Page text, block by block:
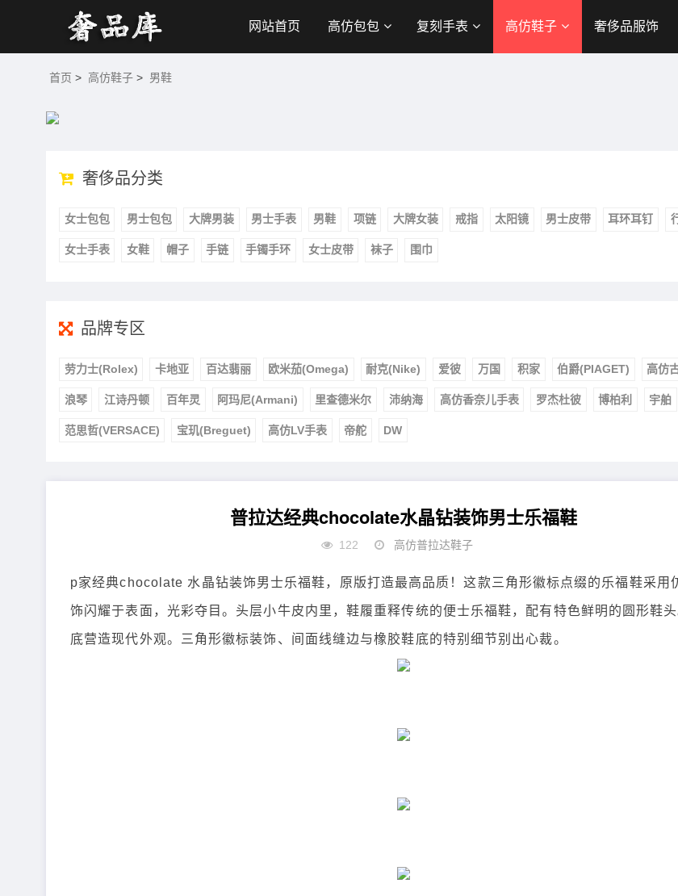
网站首页 高仿包包 复刻手表 高仿鞋子 奢侈品服饰
首页 > 高仿鞋子 > 男鞋
奢侈品分类
女士包包 男士包包 大牌男装 男士手表 男鞋 项链 大牌女装 戒指 太阳镜 男士皮带 耳环耳钉
女士手表 女鞋 帽子 手链 手镯手环 女士皮带 袜子 围巾
品牌专区
劳力士(Rolex) 卡地亚 百达翡丽 欧米茄(Omega) 耐克(Nike) 爱彼 万国 积家 伯爵(PIAGET) 高仿
浪琴 江诗丹顿 百年灵 阿玛尼(Armani) 里查德米尔 沛纳海 高仿香奈儿手表 罗杰杜彼 博柏利 宇舶
范思哲(VERSACE) 宝玑(Breguet) 高仿LV手表 帝舵 DW
普拉达经典chocolate水晶钻装饰男士乐福鞋
122 高仿普拉达鞋子
p家经典chocolate 水晶钻装饰男士乐福鞋，原版打造最高品质！这款三角形徽标点缀的乐福鞋采用
饰闪耀于表面，光彩夺目。头层小牛皮内里，鞋履重释传统的便士乐福鞋，配有特色鲜明的圆形鞋
底营造现代外观。三角形徽标装饰、间面线缝边与橡胶鞋底的特别细节别出心裁。